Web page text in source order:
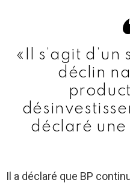
«Il s’agit
déclin
déclaré une
Il a déclaré que BP